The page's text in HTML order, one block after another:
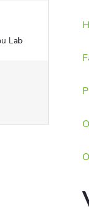
Lab